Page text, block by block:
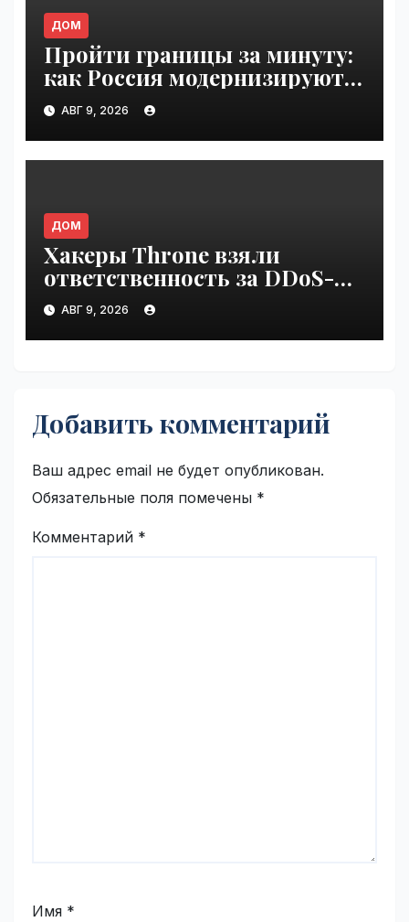
ДОМ
Пройти границы за минуту:
как Россия модернизируют
пункты пропуска |
VseTime.ru
АВГ 9, 2026
ДОМ
Хакеры Throne взяли
ответственность за DDoS-
атаки на Яблоко | VseTime.ru
АВГ 9, 2026
Добавить комментарий
Ваш адрес email не будет опубликован.
Обязательные поля помечены *
Комментарий *
Имя *